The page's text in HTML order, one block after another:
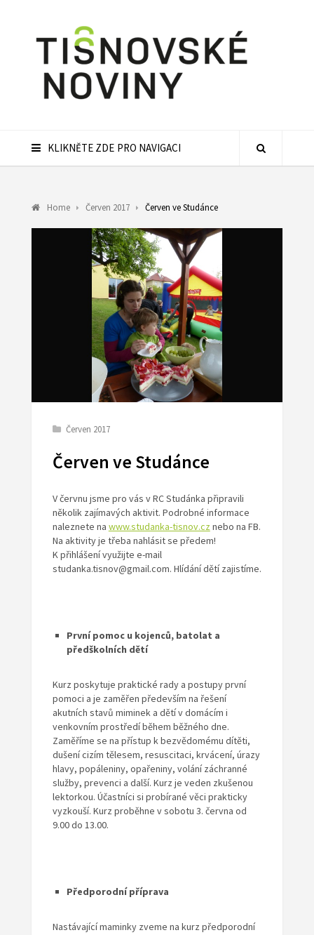
KLIKNĚTE ZDE PRO NAVIGACI
Home Červen 2017 Červen ve Studánce
Červen 2017
Červen ve Studánce
V červnu jsme pro vás v RC Studánka připravili
několik zajímavých aktivit. Podrobné informace
naleznete na www.studanka-tisnov.cznebo na FB.
Na aktivity je třeba nahlásit se předem!
K přihlášení využijte e-mail
studanka.tisnov@gmail.com. Hlídání dětí zajistíme.
První pomoc u kojenců, batolat a
předškolních dětí
Kurz poskytuje praktické rady a postupy první
pomoci a je zaměřen především na řešení
akutních stavů miminek a dětí v domácím i
venkovním prostředí během běžného dne.
Zaměříme se na přístup k bezvědomému dítěti,
dušení cizím tělesem, resuscitaci, krvácení, úrazy
hlavy, popáleniny, opařeniny, volání záchranné
služby, prevenci a další. Kurz je veden zkušenou
lektorkou. Účastníci si probírané věci prakticky
vyzkouší. Kurz proběhne v sobotu 3. června od
9.00 do 13.00.
Předporodní příprava
Nastávající maminky zveme na kurz předporodní